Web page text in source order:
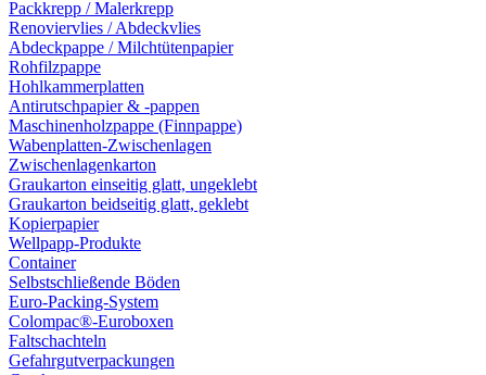
Packkrepp / Malerkrepp
Renoviervlies / Abdeckvlies
Abdeckpappe / Milchtütenpapier
Rohfilzpappe
Hohlkammerplatten
Antirutschpapier & -pappen
Maschinenholzpappe (Finnpappe)
Wabenplatten-Zwischenlagen
Zwischenlagenkarton
Graukarton einseitig glatt, ungeklebt
Graukarton beidseitig glatt, geklebt
Kopierpapier
Wellpapp-Produkte
Container
Selbstschließende Böden
Euro-Packing-System
Colompac®-Euroboxen
Faltschachteln
Gefahrgutverpackungen